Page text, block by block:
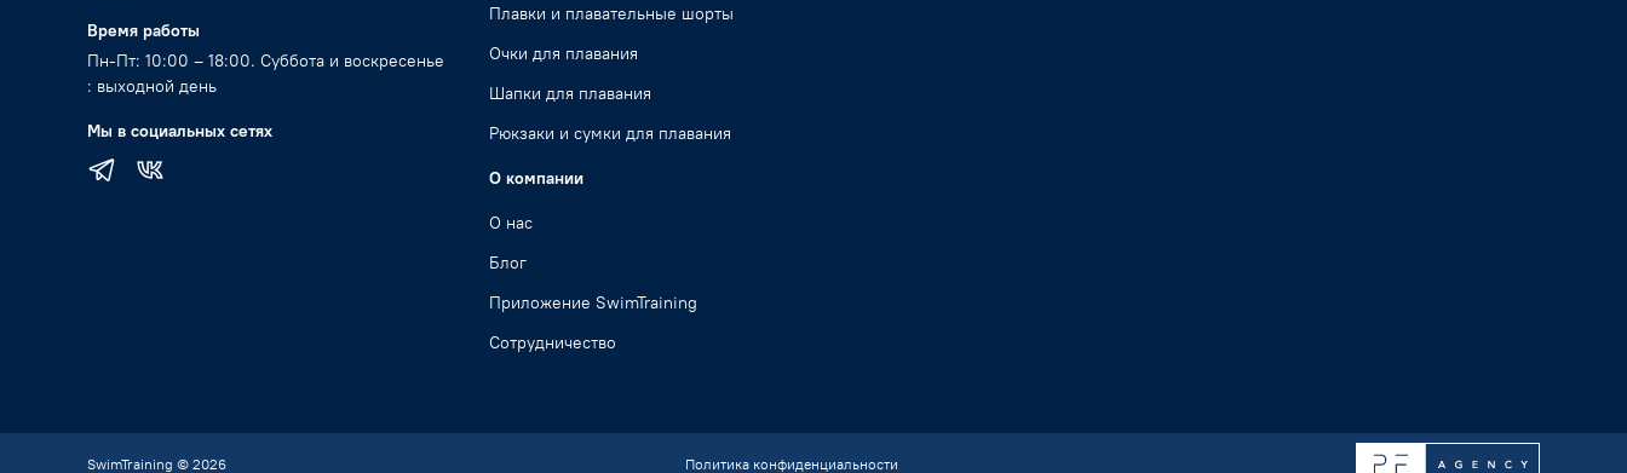
Время работы
Пн-Пт: 10:00 – 18:00. Суббота и воскресенье
: выходной день
Мы в социальных сетях
Плавки и плавательные шорты
Очки для плавания
Шапки для плавания
Рюкзаки и сумки для плавания
О компании
О нас
Блог
Приложение SwimTraining
Сотрудничество
SwimTraining © 2026 Политика конфиденциальности